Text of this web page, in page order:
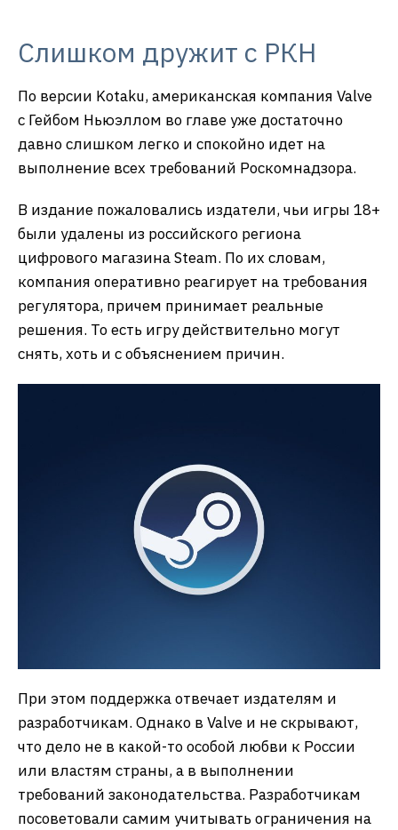
Слишком дружит с РКН
По версии Kotaku, американская компания Valve
с Гейбом Ньюэллом во главе уже достаточно
давно слишком легко и спокойно идет на
выполнение всех требований Роскомнадзора.
В издание пожаловались издатели, чьи игры 18+
были удалены из российского региона
цифрового магазина Steam. По их словам,
компания оперативно реагирует на требования
регулятора, причем принимает реальные
решения. То есть игру действительно могут
снять, хоть и с объяснением причин.
При этом поддержка отвечает издателям и
разработчикам. Однако в Valve и не скрывают,
что дело не в какой-то особой любви к России
или властям страны, а в выполнении
требований законодательства. Разработчикам
посоветовали самим учитывать ограничения на